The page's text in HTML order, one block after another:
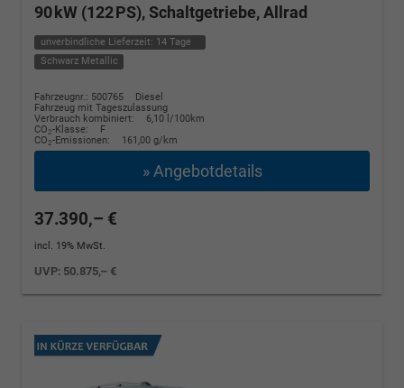
90 kW (122 PS), Schaltgetriebe, Allrad
unverbindliche Lieferzeit: 14 Tage
Schwarz Metallic
Fahrzeugnr.: 500765
Diesel
Fahrzeug mit Tageszulassung
Verbrauch kombiniert:
6,10 l/100km
CO2-Klasse:
F
CO2-Emissionen: 161,00 g/km
» Angebotdetails
37.390,– €
incl. 19% MwSt.
UVP: 50.875,– €